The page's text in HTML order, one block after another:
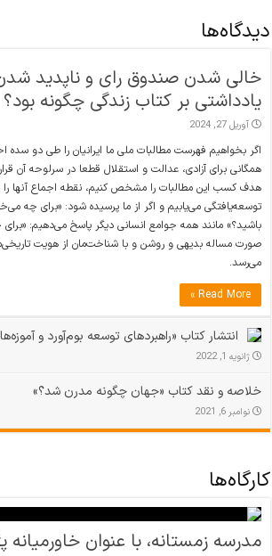
دیدگاه‌ها
خالی شدن صندوق رای و ناپدید
یادداشتی بر کتاب زندگی چگونه بود؟
آوریل 27, 2024
اگر بخواهیم فهرست مطالبات ملی ما ایرانیان را طی دو سده
همگانی برای آزادی، عدالت و استقلال قطعا در سرلوحه آن
هدف کسب این مطالبات را مشخص کنیم، نقطه اجماع آنها را
توسعه‌یافتگی می‌یابیم و اگر از ما پرسیده شود: «برای چه
باشید؟» مانند همه جوامع انسانی دیگر پاسخ می‌دهیم:
صورت مساله بدیهی و روشن و با شناخت‌مان از هویت
می‌رسد.
Read More »
انتشار کتاب «راهبردهای توسعه بوم‌آورد و
ژانویه 1, 2022
خلاصه و نقد کتاب «جهان چگونه مدرن شد؟»
نوامبر 6, 2021
کارگاه‌ها
مدرسه زمستانه، با عنوان